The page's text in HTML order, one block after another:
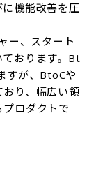
機能改善を圧
ー、スタート
ております。Bt
すが、BtoCや
り、幅広い領
ロダクトで